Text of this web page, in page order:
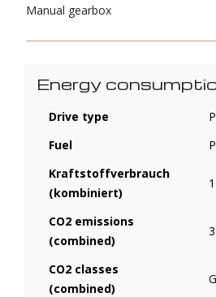
Manual gearbox
Energy
Drive type
Fuel
Kraftstoffverbrauch
(kombiniert)
CO2 emissions
(combined)
CO2 classes
(combined)
G